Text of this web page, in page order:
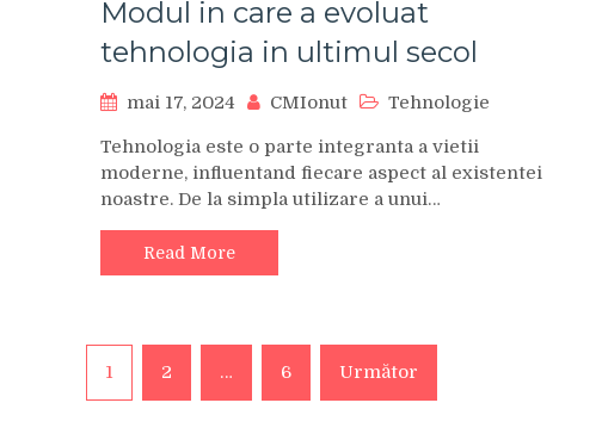
Modul in care a evoluat
tehnologia in ultimul secol
mai 17, 2024 CMIonut Tehnologie
Tehnologia este o parte integranta a vietii
moderne, influentand fiecare aspect al existentei
noastre. De la simpla utilizare a unui…
Read More
Paginație
articole
1 2 … 6 Următor